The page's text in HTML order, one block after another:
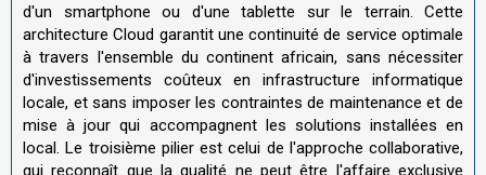
d'un smartphone ou d'une tablette sur le terrain. Cette
architecture Cloud garantit une continuité de service optimale
à travers l'ensemble du continent africain, sans nécessiter
d'investissements coûteux en infrastructure informatique
locale, et sans imposer les contraintes de maintenance et de
mise à jour qui accompagnent les solutions installées en
local. Le troisième pilier est celui de l'approche collaborative,
qui reconnaît que la qualité ne peut être l'affaire exclusive